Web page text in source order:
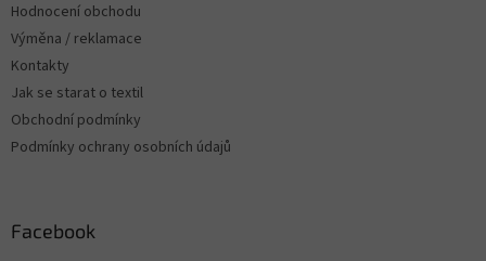
Hodnocení obchodu
Výměna / reklamace
Kontakty
Jak se starat o textil
Obchodní podmínky
Podmínky ochrany osobních údajů
Facebook